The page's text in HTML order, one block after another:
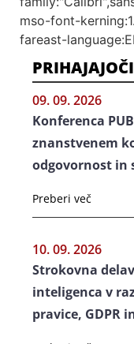
mso-font-
fareast-
09. 09. 2026
Konferenca
znanstvenem
odgovornost
Preberi več
10. 09. 2026
Strokovna
inteligenca v
pravice, GDPR